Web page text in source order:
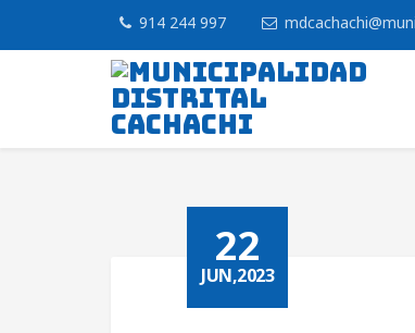
914 244 997
22
JUN,2023